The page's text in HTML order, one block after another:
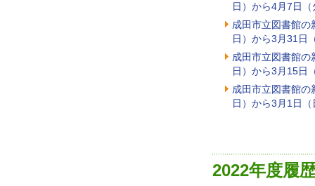
日）から4月7日
成田市立図書館
日）から3月31日
成田市立図書館
日）から3月15日
成田市立図書館
日）から3月1日
2022年度履